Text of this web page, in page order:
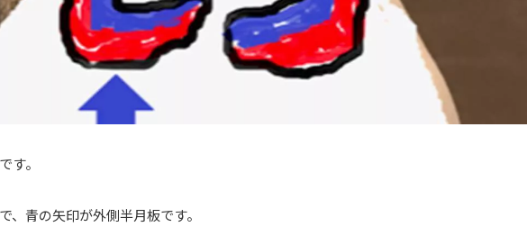
す。
、青の矢印が外側半月板です。